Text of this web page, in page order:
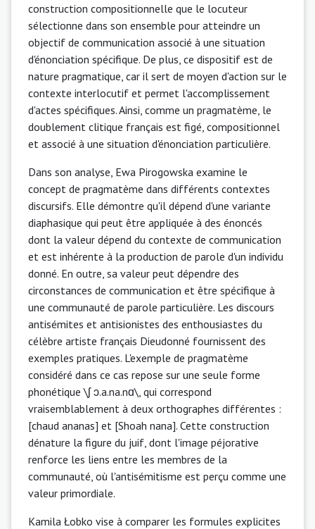
construction compositionnelle que le locuteur
sélectionne dans son ensemble pour atteindre un
objectif de communication associé à une situation
d'énonciation spécifique. De plus, ce dispositif est de
nature pragmatique, car il sert de moyen d'action sur le
contexte interlocutif et permet l'accomplissement
d'actes spécifiques. Ainsi, comme un pragmatème, le
doublement clitique français est figé, compositionnel
et associé à une situation d'énonciation particulière.
Dans son analyse, Ewa Pirogowska examine le
concept de pragmatème dans différents contextes
discursifs. Elle démontre qu'il dépend d'une variante
diaphasique qui peut être appliquée à des énoncés
dont la valeur dépend du contexte de communication
et est inhérente à la production de parole d'un individu
donné. En outre, sa valeur peut dépendre des
circonstances de communication et être spécifique à
une communauté de parole particulière. Les discours
antisémites et antisionistes des enthousiastes du
célèbre artiste français Dieudonné fournissent des
exemples pratiques. L'exemple de pragmatème
considéré dans ce cas repose sur une seule forme
phonétique \ʃ ɔ.a.na.nɑ\, qui correspond
vraisemblablement à deux orthographes différentes :
[chaud ananas] et [Shoah nana]. Cette construction
dénature la figure du juif, dont l'image péjorative
renforce les liens entre les membres de la
communauté, où l'antisémitisme est perçu comme une
valeur primordiale.
Kamila Łobko vise à comparer les formules explicites